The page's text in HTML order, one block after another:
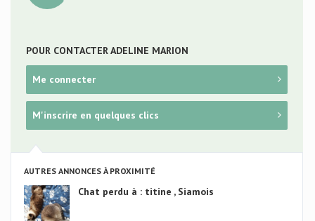
POUR CONTACTER ADELINE MARION
Me connecter
M'inscrire en quelques clics
AUTRES ANNONCES À PROXIMITÉ
Chat perdu à : titine , Siamois